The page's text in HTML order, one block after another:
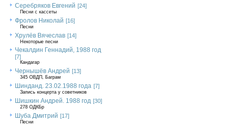
Серебряков Евгений [24]
Песни с кассеты
Фролов Николай [16]
Песни
Хрулёв Вячеслав [14]
Некоторые песни
Чекалдин Геннадий, 1988 год
[7]
Кандагар
Чернышёв Андрей [13]
345 ОВДП, Баграм
Шинданд. 23.02.1988 года [7]
Запись концерта у советников
Шишкин Андрей. 1988 год [30]
278 ОДКБр
Шуба Дмитрий [17]
Песни